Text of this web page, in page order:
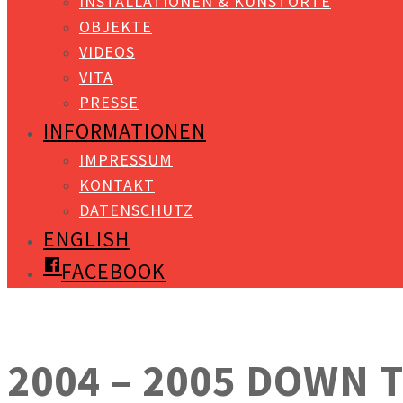
OBJEKTE
VIDEOS
VITA
PRESSE
INFORMATIONEN
IMPRESSUM
KONTAKT
DATENSCHUTZ
ENGLISH
FACEBOOK
2004 – 2005 DOWN